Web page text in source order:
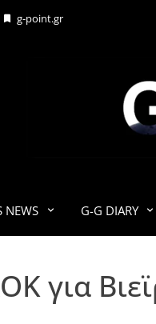
g-point.gr
NEWS G-G DIARY
για